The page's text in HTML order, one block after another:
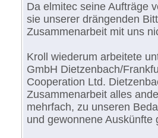
Da elmitec seine Aufträge
sie unserer drängenden
Zusammenarbeit mit uns
Kroll wiederum arbeitete
GmbH Dietzenbach/
Cooperation Ltd.
Zusammenarbeit alles
mehrfach, zu unseren
und gewonnene